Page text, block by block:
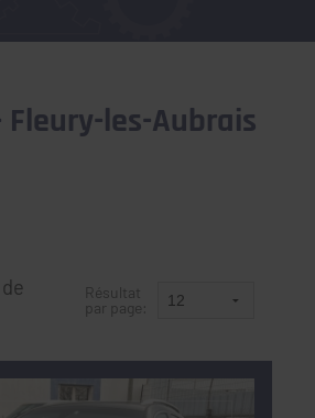
Fleury-les-Aubrais
Résultat
par page: